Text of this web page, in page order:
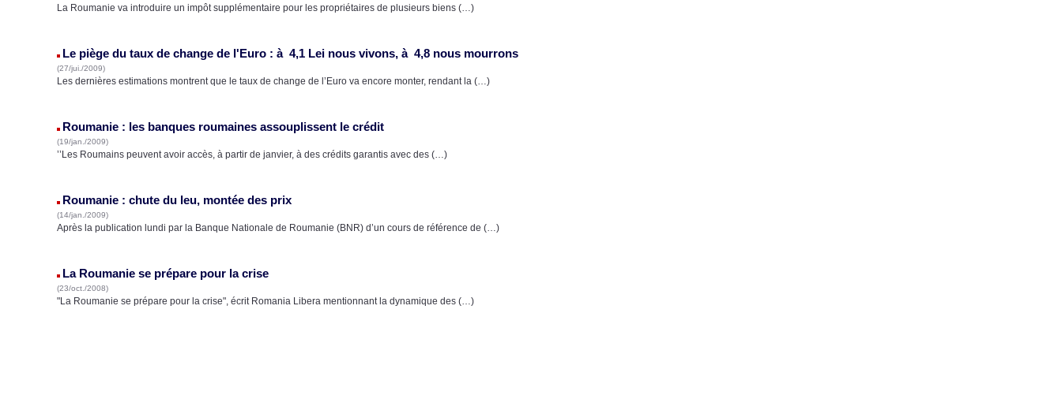
La Roumanie va introduire un impôt supplémentaire pour les propriétaires de plusieurs biens (…)
Le piège du taux de change de l'Euro : à 4,1 Lei nous vivons, à 4,8 nous mourrons
(27/jui./2009)
Les dernières estimations montrent que le taux de change de l’Euro va encore monter, rendant la (…)
Roumanie : les banques roumaines assouplissent le crédit
(19/jan./2009)
’’Les Roumains peuvent avoir accès, à partir de janvier, à des crédits garantis avec des (…)
Roumanie : chute du leu, montée des prix
(14/jan./2009)
Après la publication lundi par la Banque Nationale de Roumanie (BNR) d’un cours de référence de (…)
La Roumanie se prépare pour la crise
(23/oct./2008)
"La Roumanie se prépare pour la crise", écrit Romania Libera mentionnant la dynamique des (…)